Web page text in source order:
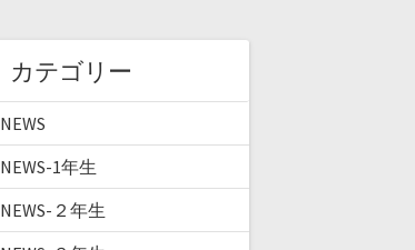
カテゴリー
NEWS
NEWS-1年生
NEWS-２年生